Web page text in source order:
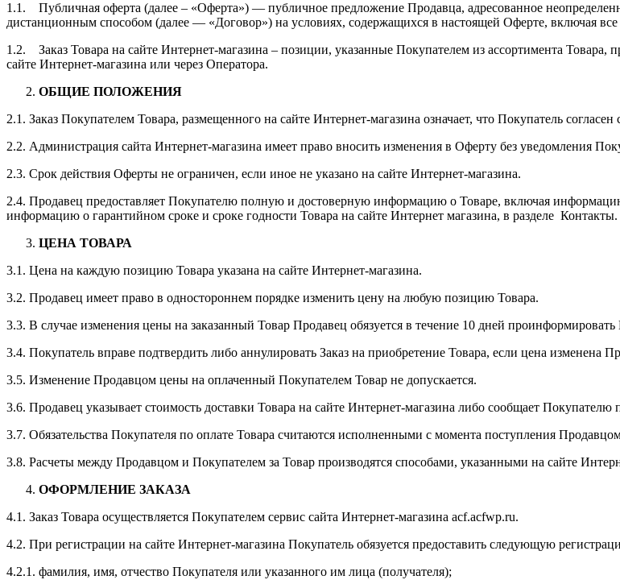
1.1. Публичная оферта (далее – «Оферта») — публичное предложение Продавца, адресованное
дистанционным способом (далее — «Договор») на условиях, содержащихся в настоящей Оферте, включая
1.2. Заказ Товара на сайте Интернет-магазина – позиции, указанные Покупателем из ассортимента
сайте Интернет-магазина или через Оператора.
ОБЩИЕ ПОЛОЖЕНИЯ
2.1. Заказ Покупателем Товара, размещенного на сайте Интернет-магазина означает, что Покупатель
2.2. Администрация сайта Интернет-магазина имеет право вносить изменения в Оферту без уведомления
2.3. Срок действия Оферты не ограничен, если иное не указано на сайте Интернет-магазина.
2.4. Продавец предоставляет Покупателю полную и достоверную информацию о Товаре, включая
информацию о гарантийном сроке и сроке годности Товара на сайте Интернет магазина, в разделе Контакты.
ЦЕНА ТОВАРА
3.1. Цена на каждую позицию Товара указана на сайте Интернет-магазина.
3.2. Продавец имеет право в одностороннем порядке изменить цену на любую позицию Товара.
3.3. В случае изменения цены на заказанный Товар Продавец обязуется в течение 10 дней
3.4. Покупатель вправе подтвердить либо аннулировать Заказ на приобретение Товара, если цена изменена
3.5. Изменение Продавцом цены на оплаченный Покупателем Товар не допускается.
3.6. Продавец указывает стоимость доставки Товара на сайте Интернет-магазина либо сообщает
3.7. Обязательства Покупателя по оплате Товара считаются исполненными с момента поступления
3.8. Расчеты между Продавцом и Покупателем за Товар производятся способами, указанными на сайте
ОФОРМЛЕНИЕ ЗАКАЗА
4.1. Заказ Товара осуществляется Покупателем сервис сайта Интернет-магазина acf.acfwp.ru.
4.2. При регистрации на сайте Интернет-магазина Покупатель обязуется предоставить следующую
4.2.1. фамилия, имя, отчество Покупателя или указанного им лица (получателя);